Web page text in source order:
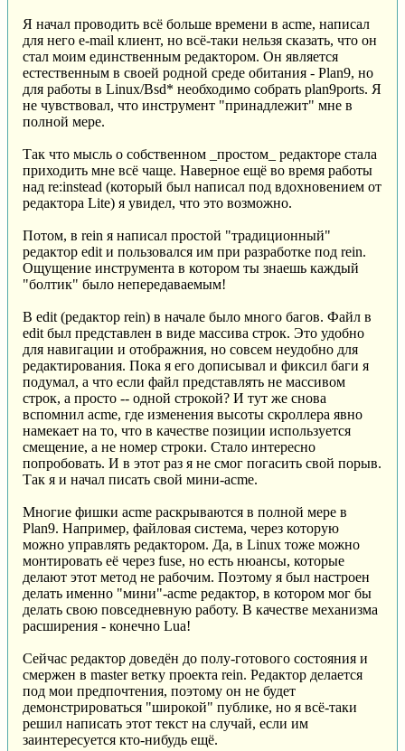
Я начал проводить всё больше времени в acme, написал
для него e-mail клиент, но всё-таки нельзя сказать, что он
стал моим единственным редактором. Он является
естественным в своей родной среде обитания - Plan9, но
для работы в Linux/Bsd* необходимо собрать plan9ports. Я
не чувствовал, что инструмент "принадлежит" мне в
полной мере.
Так что мысль о собственном _простом_ редакторе стала
приходить мне всё чаще. Наверное ещё во время работы
над re:instead (который был написал под вдохновением от
редактора Lite) я увидел, что это возможно.
Потом, в rein я написал простой "традиционный"
редактор edit и пользовался им при разработке под rein.
Ощущение инструмента в котором ты знаешь каждый
"болтик" было непередаваемым!
В edit (редактор rein) в начале было много багов. Файл в
edit был представлен в виде массива строк. Это удобно
для навигации и отображния, но совсем неудобно для
редактирования. Пока я его дописывал и фиксил баги я
подумал, а что если файл представлять не массивом
строк, а просто -- одной строкой? И тут же снова
вспомнил acme, где изменения высоты скроллера явно
намекает на то, что в качестве позиции используется
смещение, а не номер строки. Стало интересно
попробовать. И в этот раз я не смог погасить свой порыв.
Так я и начал писать свой мини-acme.
Многие фишки acme раскрываются в полной мере в
Plan9. Например, файловая система, через которую
можно управлять редактором. Да, в Linux тоже можно
монтировать её через fuse, но есть нюансы, которые
делают этот метод не рабочим. Поэтому я был настроен
делать именно "мини"-acme редактор, в котором мог бы
делать свою повседневную работу. В качестве механизма
расширения - конечно Lua!
Сейчас редактор доведён до полу-готового состояния и
смержен в master ветку проекта rein. Редактор делается
под мои предпочтения, поэтому он не будет
демонстрироваться "широкой" публике, но я всё-таки
решил написать этот текст на случай, если им
заинтересуется кто-нибудь ещё.